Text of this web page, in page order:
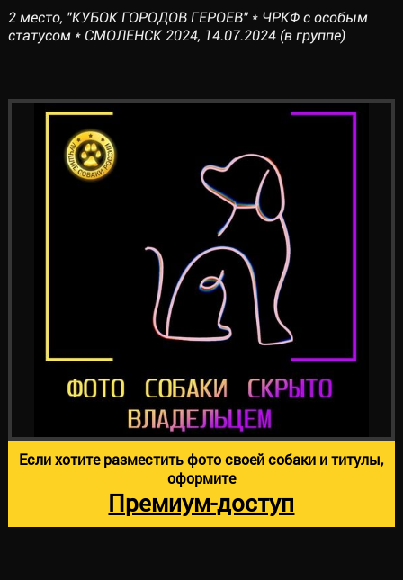
2 место, "КУБОК ГОРОДОВ ГЕРОЕВ" * ЧРКФ с особым
статусом * СМОЛЕНСК 2024, 14.07.2024 (в группе)
Если хотите разместить фото своей собаки и титулы,
оформите
Премиум-доступ